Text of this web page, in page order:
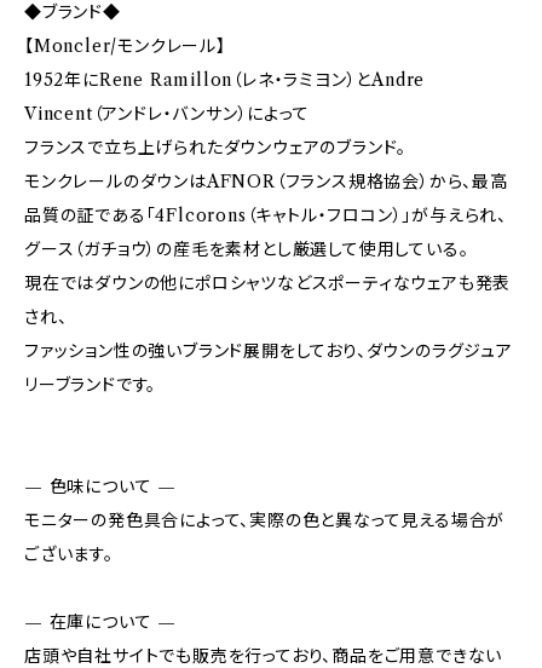
◆ブランド◆
【Moncler/モンクレール】
1952年にRene Ramillon（レネ・ラミヨン）とAndre
Vincent（アンドレ・バンサン）によって
フランスで立ち上げられたダウンウェアのブランド。
モンクレールのダウンはAFNOR（フランス規格協会）から、最高
品質の証である「4Flcorons（キャトル・フロコン）」が与えられ、
グース（ガチョウ）の産毛を素材とし厳選して使用している。
現在ではダウンの他にポロシャツなどスポーティなウェアも発表
され、
ファッション性の強いブランド展開をしており、ダウンのラグジュア
リーブランドです。
— 色味について —
モニターの発色具合によって、実際の色と異なって見える場合が
ございます。
— 在庫について —
店頭や自社サイトでも販売を行っており、商品をご用意できない